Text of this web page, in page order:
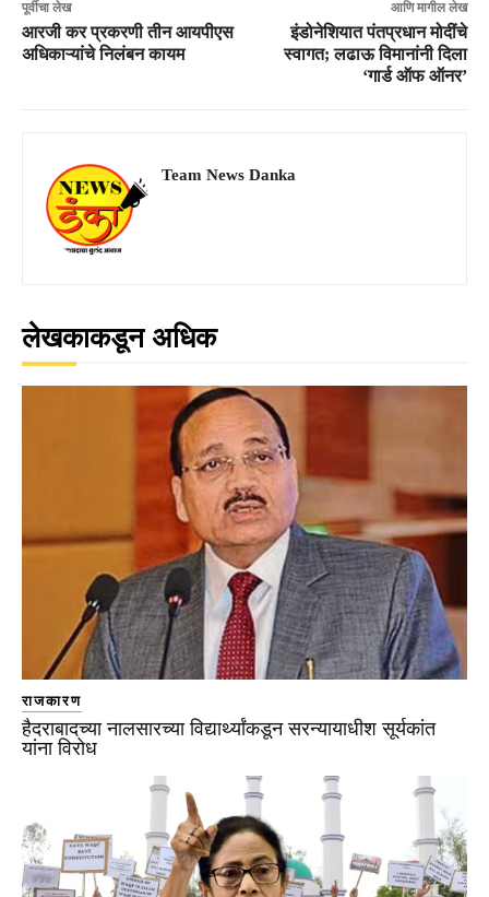
पूर्वीचा लेख
आरजी कर प्रकरणी तीन आयपीएस
अधिकाऱ्यांचे निलंबन कायम
आणि मागील लेख
इंडोनेशियात पंतप्रधान मोदींचे
स्वागत; लढाऊ विमानांनी दिला
‘गार्ड ऑफ ऑनर’
Team News Danka
लेखकाकडून अधिक
राजकारण
हैदराबादच्या नालसारच्या विद्यार्थ्यांकडून सरन्यायाधीश सूर्यकांत
यांना विरोध